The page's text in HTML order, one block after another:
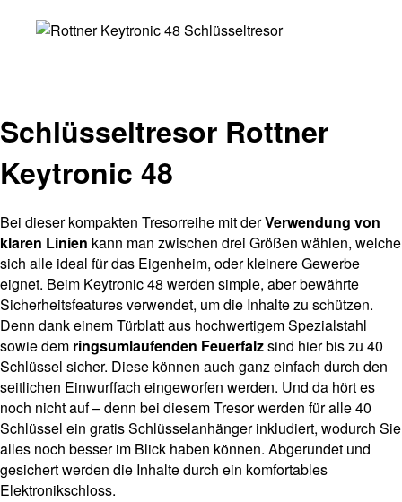
Schlüsseltresor Rottner
Keytronic 48
Bei dieser kompakten Tresorreihe mit derVerwendung von
klaren Linien kann man zwischen drei Größen wählen, welche
sich alle ideal für das Eigenheim, oder kleinere Gewerbe
eignet. Beim Keytronic 48 werden simple, aber bewährte
Sicherheitsfeatures verwendet, um die Inhalte zu schützen.
Denn dank einem Türblatt aus hochwertigem Spezialstahl
sowie dem ringsumlaufenden Feuerfalzsind hier bis zu 40
Schlüssel sicher. Diese können auch ganz einfach durch den
seitlichen Einwurffach eingeworfen werden. Und da hört es
noch nicht auf – denn bei diesem Tresor werden für alle 40
Schlüssel ein gratis Schlüsselanhänger inkludiert, wodurch Sie
alles noch besser im Blick haben können. Abgerundet und
gesichert werden die Inhalte durch ein komfortables
Elektronikschloss.